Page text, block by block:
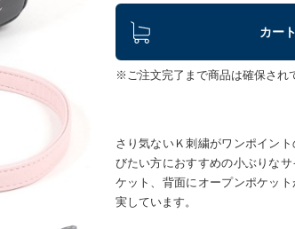
カー
※ご注文完了まで商品は確保され
さり気ないＫ刺繍がワンポイン
びたい方におすすめの小ぶりな
ケット、背面にオープンポケッ
実しています。